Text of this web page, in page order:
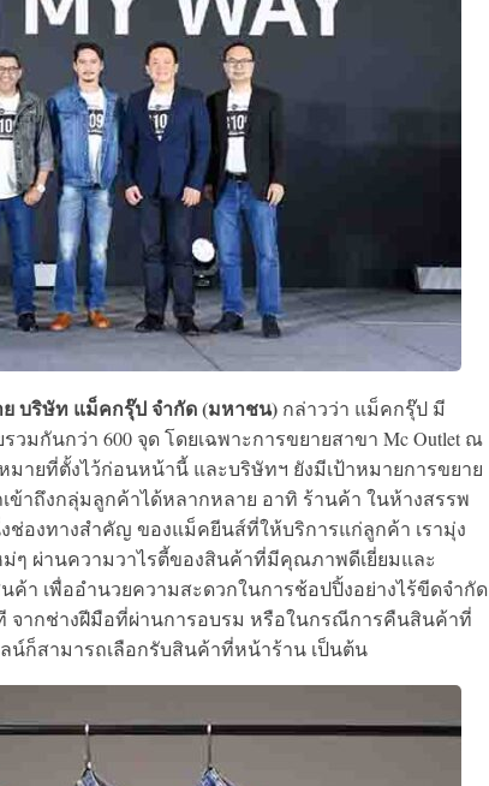
บริษัท แม็คกรุ๊ป จำกัด (มหาชน) กล่าวว่า แม็คกรุ๊ป มี
มกันกว่า 600 จุด โดยเฉพาะการขยายสาขา Mc Outlet ณ
มายที่ตั้งไว้ก่อนหน้านี้ และบริษัทฯ ยังมีเป้าหมายการขยาย
าถึงกลุ่มลูกค้าได้หลากหลาย อาทิ ร้านค้า ในห้างสรรพ
ช่องทางสำคัญ ของแม็คยีนส์ที่ให้บริการแก่ลูกค้า เรามุ่ง
ๆ ผ่านความวาไรตี้ของสินค้าที่มีคุณภาพดีเยี่ยมและ
า เพื่ออำนวยความสะดวกในการช้อปปิ้งอย่างไร้ขีดจำกัด
จากช่างฝีมือที่ผ่านการอบรม หรือในกรณีการคืนสินค้าที่
ก็สามารถเลือกรับสินค้าที่หน้าร้าน เป็นต้น